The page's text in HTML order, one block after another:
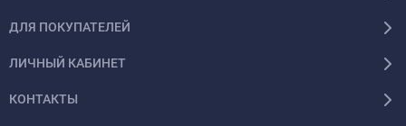
ДЛЯ ПОКУПАТЕЛЕЙ
ЛИЧНЫЙ КАБИНЕТ
КОНТАКТЫ